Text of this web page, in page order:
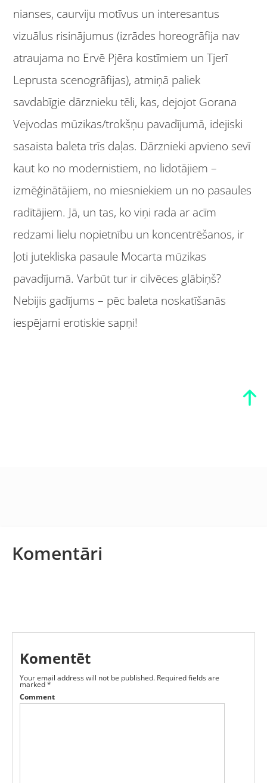
nianses, caurviju motīvus un interesantus
vizuālus risinājumus (izrādes horeogrāfija nav
atraujama no Ervē Pjēra kostīmiem un Tjerī
Leprusta scenogrāfijas), atmiņā paliek
savdabīgie dārznieku tēli, kas, dejojot Gorana
Vejvodas mūzikas/trokšņu pavadījumā, idejiski
sasaista baleta trīs daļas. Dārznieki apvieno sevī
kaut ko no modernistiem, no lidotājiem –
izmēģinātājiem, no miesniekiem un no pasaules
radītājiem. Jā, un tas, ko viņi rada ar acīm
redzami lielu nopietnību un koncentrēšanos, ir
ļoti jutekliska pasaule Mocarta mūzikas
pavadījumā. Varbūt tur ir cilvēces glābiņš?
Nebijis gadījums – pēc baleta noskatīšanās
iespējami erotiskie sapņi!
Komentāri
Komentēt
Your email address will not be published. Required fields are
marked*
Comment